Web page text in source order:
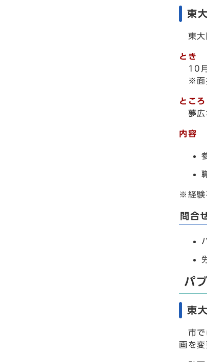
東
東大
とき
10月
※面
ところ
夢広
内容
※経験
問合
パ
東
市で
画を